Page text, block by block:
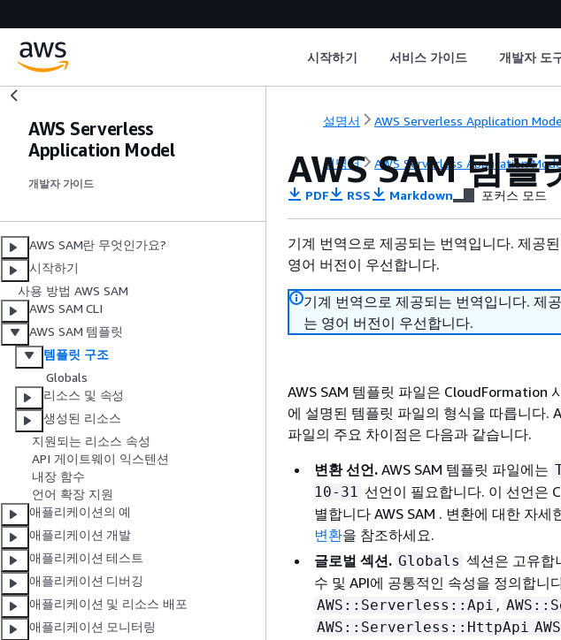
시작하기 서비스 가이드 개발자 도
AWS Serverless
Application Model
개발자 가이드
AWS SAM란 무엇인가요?
시작하기
사용 방법 AWS SAM
AWS SAM CLI
AWS SAM 템플릿
템플릿 구조
Globals
리소스 및 속성
생성된 리소스
지원되는 리소스 속성
API 게이트웨이 익스텐션
내장 함수
언어 확장 지원
애플리케이션의 예
애플리케이션 개발
애플리케이션 테스트
애플리케이션 디버깅
애플리케이션 및 리소스 배포
애플리케이션 모니터링
설명서 AWS Serverless Application
설명서 AWS Serverless Application
AWS SAM 템플
PDF RSS Markdown 포커스 모드
기계 번역으로 제공되는 번역입니다. 제공
영어 버전이 우선합니다.
기계 번역으로 제공되는 번역입니다. 제
는 영어 버전이 우선합니다.
AWS SAM 템플릿 파일은 CloudFormation
에 설명된 템플릿 파일의 형식을 따릅니다.
파일의 주요 차이점은 다음과 같습니다.
변환 선언. AWS SAM 템플릿 파일에는
10-31 선언이 필요합니다. 이 선언은
별합니다 AWS SAM . 변환에 대한 자세
변환을 참조하세요.
글로벌 섹션. Globals 섹션은 고유합
수 및 API에 공통적인 속성을 정의합니
AWS::Serverless::Api ,
AWS::Serverless::HttpApi